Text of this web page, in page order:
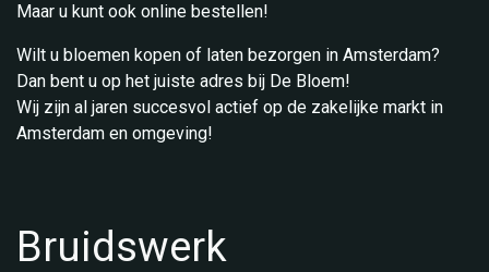
Maar u kunt ook online bestellen!
Wilt u bloemen kopen of laten bezorgen in Amsterdam?
Dan bent u op het juiste adres bij De Bloem!
Wij zijn al jaren succesvol actief op de zakelijke markt in
Amsterdam en omgeving!
Bruidswerk